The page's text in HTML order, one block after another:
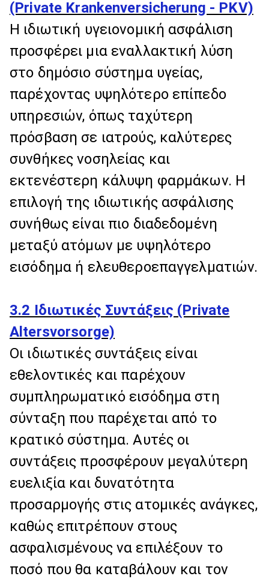
(Private Krankenversicherung - PKV)
Η ιδιωτική υγειονομική ασφάλιση
προσφέρει μια εναλλακτική λύση
στο δημόσιο σύστημα υγείας,
παρέχοντας υψηλότερο επίπεδο
υπηρεσιών, όπως ταχύτερη
πρόσβαση σε ιατρούς, καλύτερες
συνθήκες νοσηλείας και
εκτενέστερη κάλυψη φαρμάκων. Η
επιλογή της ιδιωτικής ασφάλισης
συνήθως είναι πιο διαδεδομένη
μεταξύ ατόμων με υψηλότερο
εισόδημα ή ελευθεροεπαγγελματιών.
3.2 Ιδιωτικές Συντάξεις (Private
Altersvorsorge)
Οι ιδιωτικές συντάξεις είναι
εθελοντικές και παρέχουν
συμπληρωματικό εισόδημα στη
σύνταξη που παρέχεται από το
κρατικό σύστημα. Αυτές οι
συντάξεις προσφέρουν μεγαλύτερη
ευελιξία και δυνατότητα
προσαρμογής στις ατομικές ανάγκες,
καθώς επιτρέπουν στους
ασφαλισμένους να επιλέξουν το
ποσό που θα καταβάλουν και τον